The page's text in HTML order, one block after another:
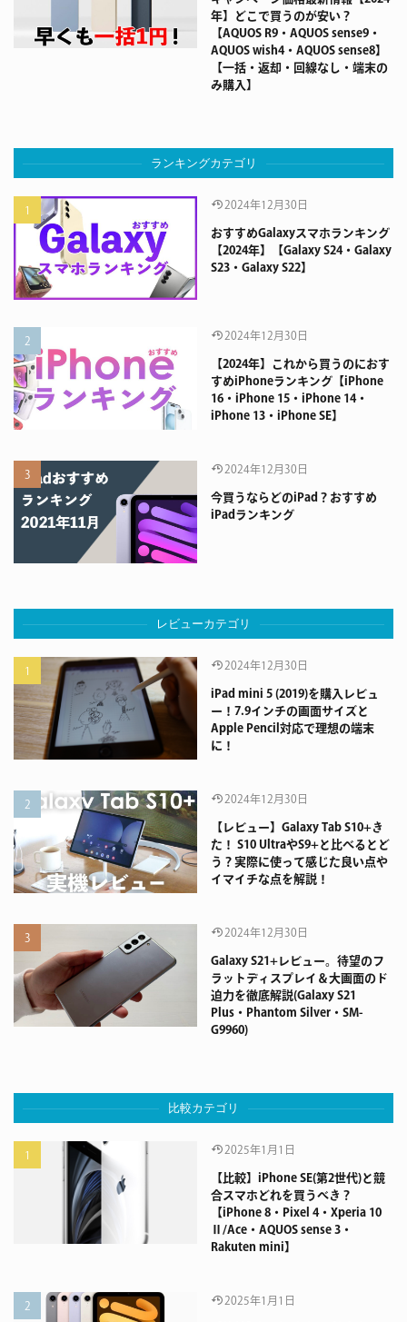
年】どこで買うのが安い？
【AQUOS R9・AQUOS sense9・
AQUOS wish4・AQUOS sense8】
【一括・返却・回線なし・端末の
み購入】
ランキングカテゴリ
2024年12月30日
おすすめGalaxyスマホランキング
【2024年】【Galaxy S24・Galaxy
S23・Galaxy S22】
2024年12月30日
【2024年】これから買うのにおす
すめiPhoneランキング【iPhone
16・iPhone 15・iPhone 14・
iPhone 13・iPhone SE】
2024年12月30日
今買うならどのiPad？おすすめ
iPadランキング
レビューカテゴリ
2024年12月30日
iPad mini 5 (2019)を購入レビュ
ー！7.9インチの画面サイズと
Apple Pencil対応で理想の端末
に！
2024年12月30日
【レビュー】Galaxy Tab S10+き
た！ S10 UltraやS9+と比べるとど
う？実際に使って感じた良い点や
イマイチな点を解説！
2024年12月30日
Galaxy S21+レビュー。待望のフ
ラットディスプレイ＆大画面のド
迫力を徹底解説(Galaxy S21
Plus・Phantom Silver・SM-
G9960)
比較カテゴリ
2025年1月1日
【比較】iPhone SE(第2世代)と競
合スマホどれを買うべき？
【iPhone 8・Pixel 4・Xperia 10
Ⅱ/Ace・AQUOS sense 3・
Rakuten mini】
2025年1月1日